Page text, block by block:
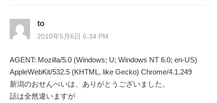
ー
シ
ョ
ン
to
2010年5月6日 6:34 PM
AGENT: Mozilla/5.0 (Windows; U; Windows NT 6.0; en-US)
AppleWebKit/532.5 (KHTML, like Gecko) Chrome/4.1.249
新潟のおせんべいは、ありがとうございました。
話は全然違いますが